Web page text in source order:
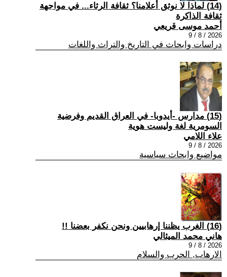
(14) لماذا لا نوثق أعلامنا؟ ثقافة الرثاء... في مواجهة
ثقافة الذاكرة
أحمد موسى قريعي
2026 / 8 / 9
دراسات وابحاث في التاريخ والتراث واللغات
(15) مدارس -أيدوبا- في العراق القديم وفرضية
السومرية لغة وليست هوية
علاء اللامي
2026 / 8 / 9
مواضيع وابحاث سياسية
(16) الغرب يظننا إرهابيين ونحن نكفر بعضنا !!
هاني محمد الميثالي
2026 / 8 / 9
الارهاب, الحرب والسلام